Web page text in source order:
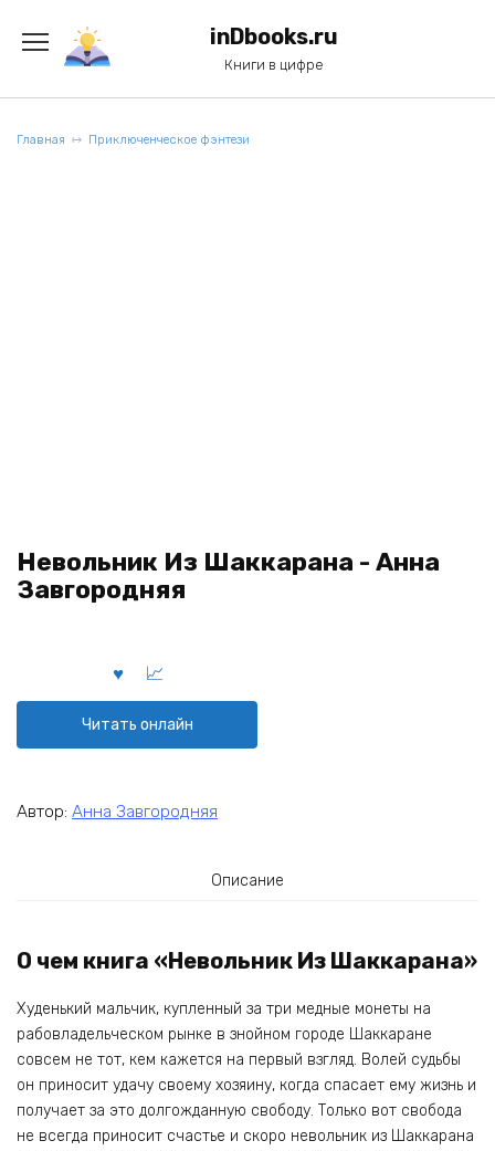
содержанию
inDbooks.ru
Книги в цифре
Главная Приключенческое фэнтези
Невольник Из Шаккарана - Анна
Завгородняя
Читать онлайн
Автор: Анна Завгородняя
Описание
О чем книга «Невольник Из Шаккарана»
Худенький мальчик, купленный за три медные монеты на
рабовладельческом рынке в знойном городе Шаккаране
совсем не тот, кем кажется на первый взгляд. Волей судьбы
он приносит удачу своему хозяину, когда спасает ему жизнь и
получает за это долгожданную свободу. Только вот свобода
не всегда приносит счастье и скоро невольник из Шаккарана